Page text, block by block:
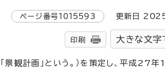
ページ番号1015593 更新日
印刷 大きな文字
観計画」という。）を策定し、平成27年